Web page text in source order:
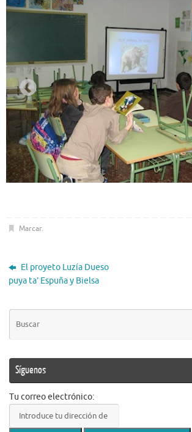
Marcar.
El proyeto Luzía Dueso
puya ta’ Espuña y Bielsa
Síguenos
Tu correo electrónico: